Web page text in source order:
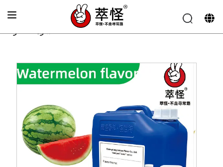
الصفحة الرئيسية نكهة السجائر الإلكترونية